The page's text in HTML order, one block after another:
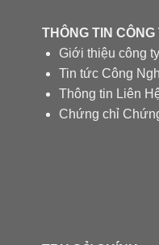
THÔNG TIN CÔNG
Giới thiệu công ty
Tin tức Công
Thông tin Liên
Chứng chỉ